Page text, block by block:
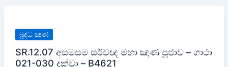
බුද්ධ ඤාණ
SR.12.07 අසමසම සර්වඥ මහා ඤාණ පූජාව – ගාථා
021-030 දක්වා – B4621